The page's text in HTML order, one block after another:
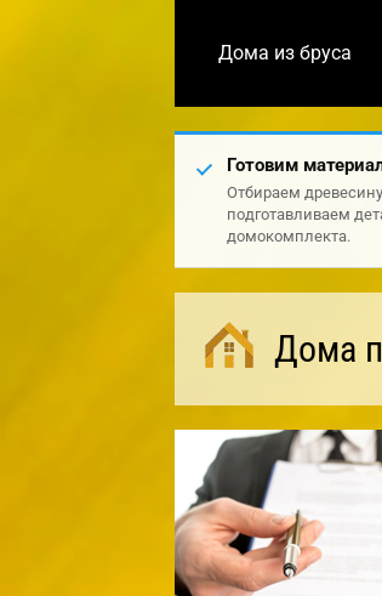
Дома из бруса
Готовим
Отбираем
подготавливаем
домокомплекта.
Дома